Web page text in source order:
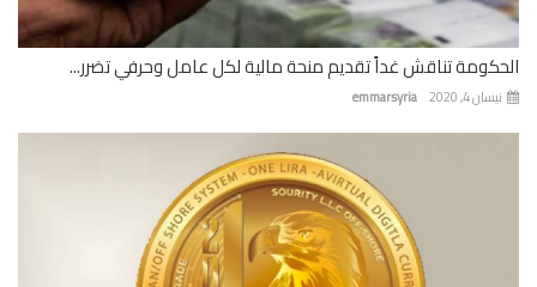
الحكومة تناقش غداً تقديم منحة مالية لكل عامل وحرفي تضرر...
emmarsyria نيسان 4, 2020